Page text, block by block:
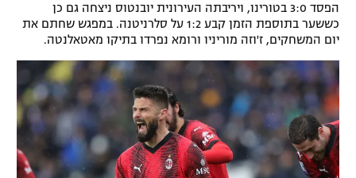
תקנון עבור פעילות ספורט 1 – "מרלן"
גיימינג E-Sports
תנאי שימוש
מדיניות פרטיות
תקנון פעילות ספורט 1
בייסבול MLB
אומנויות לחימה
גיימינג E-Sports
הפסד 3:0 בטורינו, ויריבתה העירונית יובנטוס ניצחה גם כן
כששער בתוספת הזמן קבע 1:2 על סלרניטנה. במפגש שחתם את
יום המשחקים, ז'וזה מוריניו ורומא נפרדו בתיקו מאטאלנטה.